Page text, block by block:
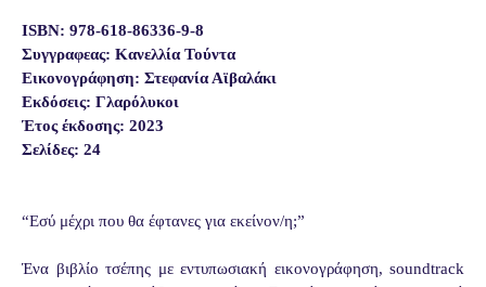
ISBN: 978-618-86336-9-8
Συγγραφεας: Κανελλία Τούντα
Εικονογράφηση: Στεφανία Αϊβαλάκι
Εκδόσεις: Γλαρόλυκοι
Έτος έκδοσης: 2023
Σελίδες: 24
“Εσύ μέχρι που θα έφτανες για εκείνον/η;”
Ένα βιβλίο τσέπης με εντυπωσιακή εικονογράφηση, soundtrack